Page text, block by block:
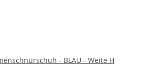
- BLAU - Weite H